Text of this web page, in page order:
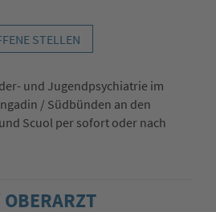
STELLEN
und Jugendpsychiatrie im
/ Südbünden an den
Scuol per sofort oder nach